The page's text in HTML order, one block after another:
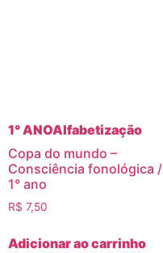
1° ANOAlfabetização
Copa do mundo –
Consciência fonológica /
1° ano
R$ 7,50
Adicionar ao carrinho